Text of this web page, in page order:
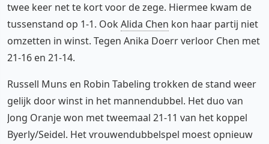
twee keer net te kort voor de zege. Hiermee kwam de
tussenstand op 1-1. OokAlida Chen kon haar partij niet
omzetten in winst. Tegen Anika Doerr verloor Chen met
21-16 en 21-14.
Russell Muns en Robin Tabeling trokken de stand weer
gelijk door winst in het mannendubbel. Het duo van
Jong Oranje won met tweemaal 21-11 van het koppel
Byerly/Seidel. Het vrouwendubbelspel moest opnieuw